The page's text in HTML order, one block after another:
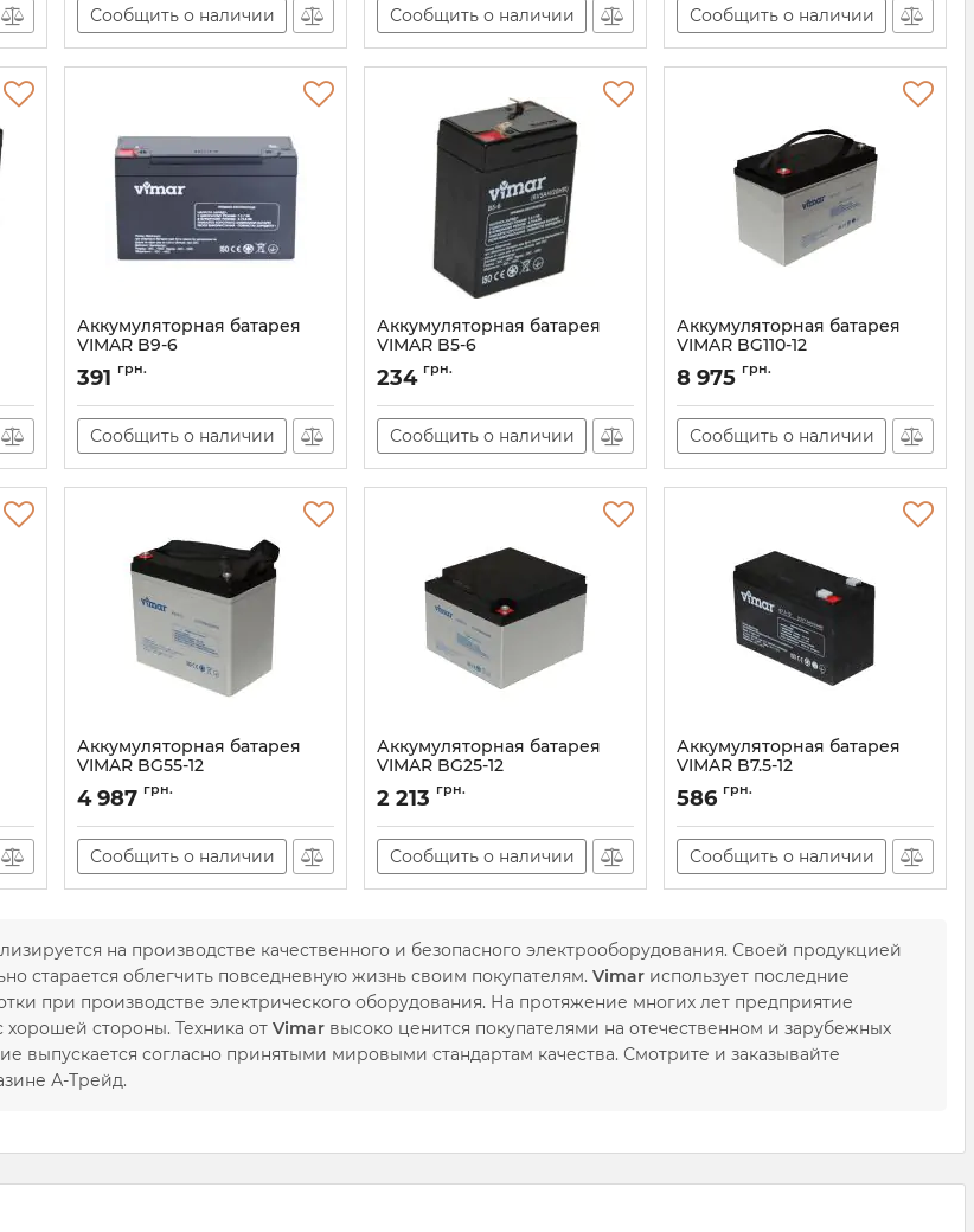
Сообщить о наличии Сообщить о наличии Сообщить о наличии
Аккумуляторная батарея
VIMAR B9-6
Артикул: АН003486
391 грн.
Сообщить о наличии
Аккумуляторная батарея
VIMAR B5-6
Артикул: AT-00001588
234 грн.
Сообщить о наличии
Аккумуляторная батарея
VIMAR BG110-12
Артикул: AT-00001595
8 975 грн.
Сообщить о наличии
Аккумуляторная батарея
VIMAR BG55-12
Артикул: AT-00001594
4 987 грн.
Сообщить о наличии
Аккумуляторная батарея
VIMAR BG25-12
Артикул: AT-00001593
2 213 грн.
Сообщить о наличии
Аккумуляторная батарея
VIMAR B7.5-12
Артикул: AT-00001550
586 грн.
Сообщить о наличии
на производстве качественного и безопасного электрооборудования. Своей продукцией
старается облегчить повседневную жизнь своим покупателям. Vimar использует последние
при производстве электрического оборудования. На протяжение многих лет предприятие
хорошей стороны. Техника от Vimar высоко ценится покупателями на отечественном и зарубежных
выпускается согласно принятыми мировыми стандартам качества. Смотрите и заказывайте
А-Трейд.